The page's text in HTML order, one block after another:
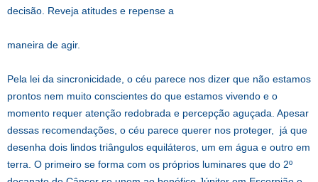
decisão. Reveja atitudes e repense a
maneira de agir.
Pela lei da sincronicidade, o céu parece nos dizer que não estamos
prontos nem muito conscientes do que estamos vivendo e o
momento requer atenção redobrada e percepção aguçada. Apesar
dessas recomendações, o céu parece querer nos proteger, já que
desenha dois lindos triângulos equiláteros, um em água e outro em
terra. O primeiro se forma com os próprios luminares que do 2º